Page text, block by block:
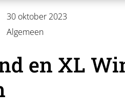
30 oktober 2023
Algemeen
en XL